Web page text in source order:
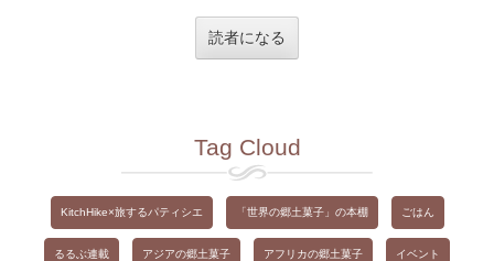
Tag Cloud
KitchHike×旅するパティシエ 「世界の郷土菓子」の本棚 ごはん
るるぶ連載 アジアの郷土菓子 アフリカの郷土菓子 イベント